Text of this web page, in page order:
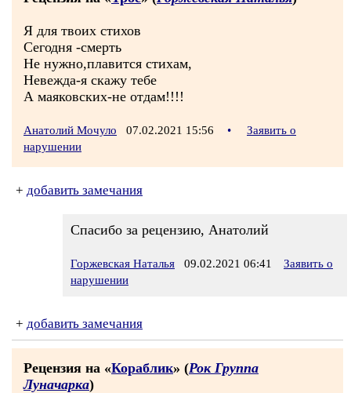
Я для твоих стихов
Сегодня -смерть
Не нужно,плавится стихам,
Невежда-я скажу тебе
А маяковских-не отдам!!!!
Анатолий Мочуло 07.02.2021 15:56 •
Заявить о
нарушении
+ добавить замечания
Спасибо за рецензию, Анатолий
Горжевская Наталья 09.02.2021 06:41
Заявить о
нарушении
+ добавить замечания
Рецензия на «Кораблик» (Рок Группа
Луначарка)